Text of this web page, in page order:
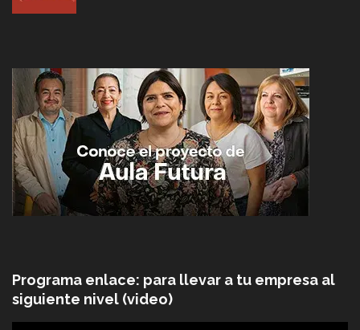
Programa enlace: para llevar a tu empresa al
siguiente nivel (video)